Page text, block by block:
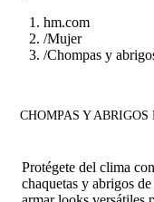
hm.com
/Mujer
/Chompas y
CHOMPAS Y ABRIGOS
Protégete del clima
chaquetas y abrigos